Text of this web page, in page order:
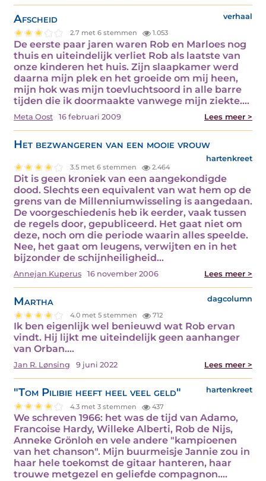
Afscheid verhaal
2.7 met 6 stemmen 1.053
De eerste paar jaren waren Rob en Marloes nog
thuis en uiteindelijk verliet Rob als laatste van
onze kinderen het huis. Zijn slaapkamer werd
daarna mijn plek en het groeide om mij heen,
mijn hok was mijn toevluchtsoord in alle barre
tijden die ik doormaakte vanwege mijn ziekte.…
Meta Oost 16 februari 2009 Lees meer >
Het bezwangeren van een mooie vrouw
hartenkreet
3.5 met 6 stemmen 2.464
Dit is geen kroniek van een aangekondigde
dood. Slechts een equivalent van wat hem op de
grens van de Millenniumwisseling is aangedaan.
De voorgeschiedenis heb ik eerder, vaak tussen
de regels door, gepubliceerd. Het gaat niet om
deze, noch om die periode waarin alles speelde.
Nee, het gaat om leugens, verwijten en in het
bijzonder de schijnheiligheid…
Annejan Kuperus 16 november 2006 Lees meer >
Martha dagcolumn
4.0 met 5 stemmen 712
Ik ben eigenlijk wel benieuwd wat Rob ervan
vindt. Hij lijkt me uiteindelijk geen aanhanger
van Orban.…
Jan R. Lønsing 9 juni 2022 Lees meer >
"Tom Pilibie heeft heel veel geld" hartenkreet
4.3 met 3 stemmen 437
We schreven 1966: het was de tijd van Adamo,
Francoise Hardy, Willeke Alberti, Rob de Nijs,
Anneke Grönloh en vele andere "kampioenen
van het chanson". Mijn buurmeisje Jannie zou in
haar hele toekomst de gitaar hanteren, haar
trouwe metgezel en geliefde compagnon.…